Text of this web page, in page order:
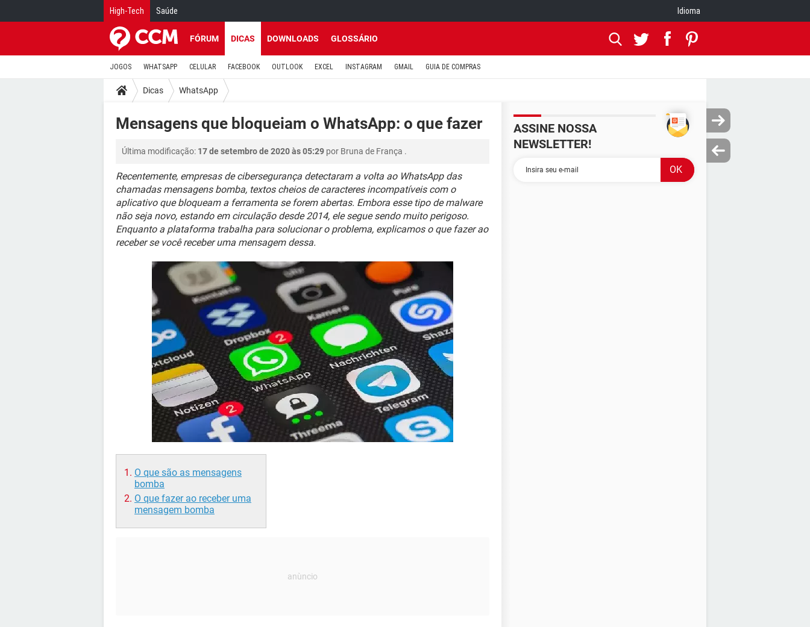
High-Tech Saúde Idioma
FÓRUM DICAS DOWNLOADS GLOSSÁRIO
JOGOS WHATSAPP CELULAR FACEBOOK OUTLOOK EXCEL INSTAGRAM GMAIL GUIA DE COMPRAS
Dicas WhatsApp
Mensagens que bloqueiam o WhatsApp: o que fazer
Última modificação: 17 de setembro de 2020 às 05:29 por Bruna de França .
Recentemente, empresas de cibersegurança detectaram a volta ao WhatsApp das
chamadas mensagens bomba, textos cheios de caracteres incompatíveis com o
aplicativo que bloqueam a ferramenta se forem abertas. Embora esse tipo de malware
não seja novo, estando em circulação desde 2014, ele segue sendo muito perigoso.
Enquanto a plataforma trabalha para solucionar o problema, explicamos o que fazer ao
receber se você receber uma mensagem dessa.
O que são as mensagens
bomba
O que fazer ao receber uma
mensagem bomba
ASSINE NOSSA
NEWSLETTER!